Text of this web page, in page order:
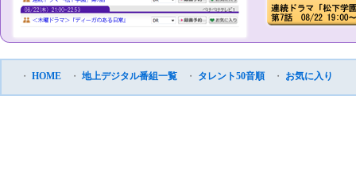
・ HOME ・ 地上デジタル番組一覧 ・ タレント50音順 ・ お気に入り